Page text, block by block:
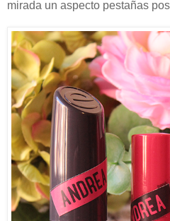
mirada un aspecto pestañas